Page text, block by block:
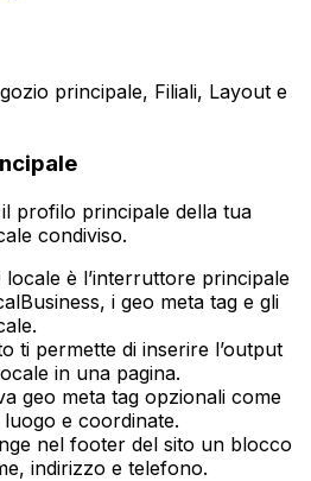
principale, Filiali, Layout e
profilo principale della tua
condiviso.
locale è l’interruttore principale
, i geo meta tag e gli
ti permette di inserire l’output
in una pagina.
geo meta tag opzionali come
e coordinate.
nel footer del sito un blocco
indirizzo e telefono.